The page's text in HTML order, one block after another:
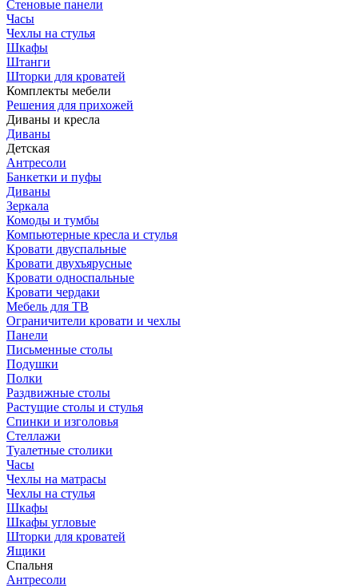
Стеновые панели
Часы
Чехлы на стулья
Шкафы
Штанги
Шторки для кроватей
Комплекты мебели
Решения для прихожей
Диваны и кресла
Диваны
Детская
Антресоли
Банкетки и пуфы
Диваны
Зеркала
Комоды и тумбы
Компьютерные кресла и стулья
Кровати двуспальные
Кровати двухъярусные
Кровати односпальные
Кровати чердаки
Мебель для ТВ
Ограничители кровати и чехлы
Панели
Письменные столы
Подушки
Полки
Раздвижные столы
Растущие столы и стулья
Спинки и изголовья
Стеллажи
Туалетные столики
Часы
Чехлы на матрасы
Чехлы на стулья
Шкафы
Шкафы угловые
Шторки для кроватей
Ящики
Спальня
Антресоли